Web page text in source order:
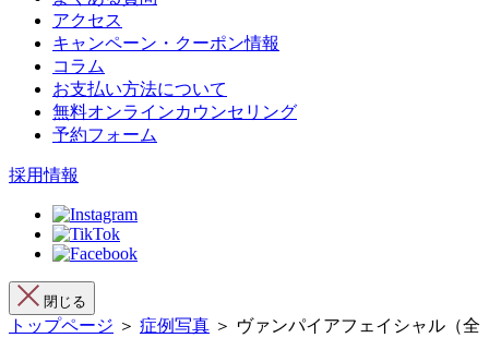
アクセス
キャンペーン・クーポン情報
コラム
お支払い方法について
無料オンラインカウンセリング
予約フォーム
採用情報
閉じる
トップページ ＞ 症例写真 ＞ ヴァンパイアフェイシャル（全